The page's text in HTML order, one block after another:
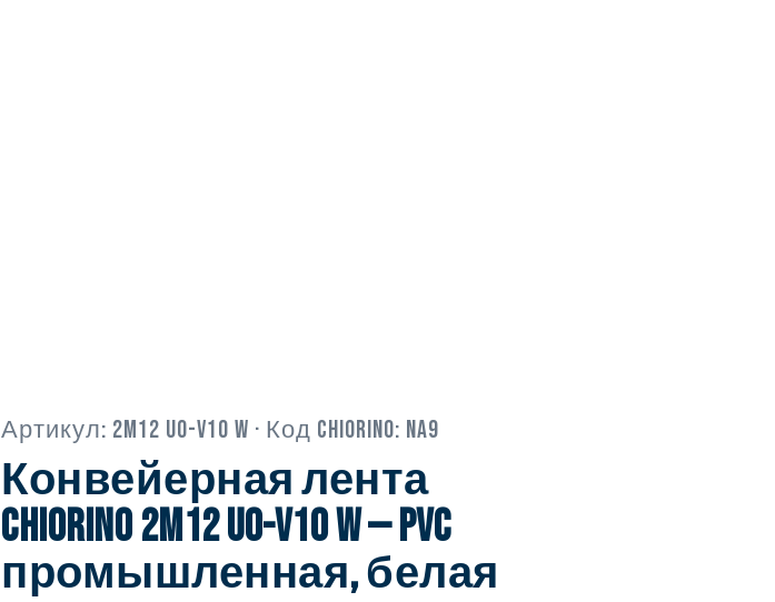
Артикул: 2M12 U0-V10 W · Код Chiorino: NA9
Конвейерная лента
Chiorino 2M12 U0-V10 W — PVC
промышленная, белая